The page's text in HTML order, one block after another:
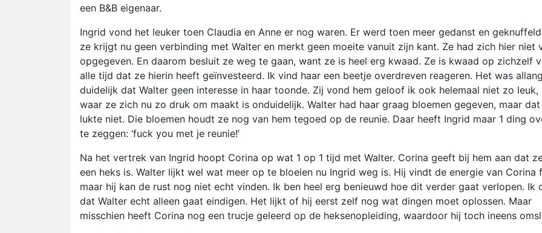
een B&B eigenaar.
Ingrid vond het leuker toen Claudia en Anne er nog waren. Er werd toen meer gedanst en
ze krijgt nu geen verbinding met Walter en merkt geen moeite vanuit zijn kant. Ze had zich hier niet
opgegeven. En daarom besluit ze weg te gaan, want ze is heel erg kwaad. Ze is kwaad op zichzelf
alle tijd dat ze hierin heeft geïnvesteerd. Ik vind haar een beetje overdreven reageren. Het was allang
duidelijk dat Walter geen interesse in haar toonde. Zij vond hem geloof ik ook helemaal niet zo leuk,
waar ze zich nu zo druk om maakt is onduidelijk. Walter had haar graag bloemen gegeven, maar dat
lukte niet. Die bloemen houdt ze nog van hem tegoed op de reunie. Daar heeft Ingrid maar 1 ding
te zeggen: ‘fuck you met je reunie!’
Na het vertrek van Ingrid hoopt Corina op wat 1 op 1 tijd met Walter. Corina geeft bij hem aan dat
een heks is. Walter lijkt wel wat meer op te bloeien nu Ingrid weg is. Hij vindt de energie van Corina
maar hij kan de rust nog niet echt vinden. Ik ben heel erg benieuwd hoe dit verder gaat verlopen. Ik
dat Walter echt alleen gaat eindigen. Het lijkt of hij eerst zelf nog wat dingen moet oplossen. Maar
misschien heeft Corina nog een trucje geleerd op de heksenopleiding, waardoor hij toch ineens